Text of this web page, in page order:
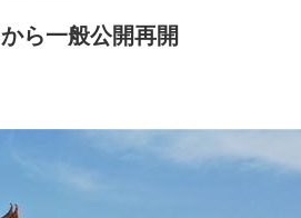
ら一般公開再開